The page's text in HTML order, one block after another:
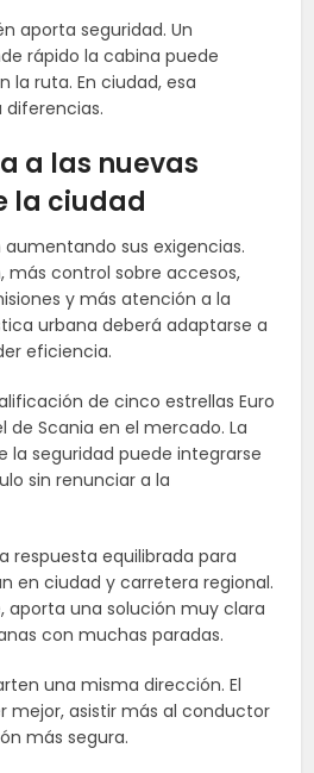
aporta seguridad. Un
rápido la cabina puede
la ruta. En ciudad, esa
a las nuevas
la ciudad
aumentando sus exigencias.
más control sobre accesos,
y más atención a la
urbana deberá adaptarse a
eficiencia.
de cinco estrellas Euro
de Scania en el mercado. La
la seguridad puede integrarse
sin renunciar a la
respuesta equilibrada para
en ciudad y carretera regional.
aporta una solución muy clara
con muchas paradas.
una misma dirección. El
mejor, asistir más al conductor
más segura.